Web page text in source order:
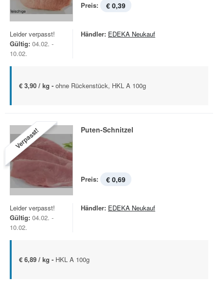
Preis: € 0,39
Leider verpasst!
Gültig: 04.02. -
10.02.
Händler: EDEKA Neukauf
€ 3,90 / kg - ohne Rückenstück, HKL A 100g
Verpasst! Puten-Schnitzel
Preis: € 0,69
Leider verpasst!
Gültig: 04.02. -
10.02.
Händler: EDEKA Neukauf
€ 6,89 / kg - HKL A 100g